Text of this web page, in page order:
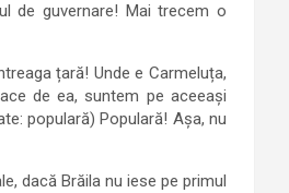
de guvernare! Mai trecem o
țară! Unde e Carmeluța,
de ea, suntem pe aceeași
populară) Populară! Așa, nu
dacă Brăila nu iese pe primul